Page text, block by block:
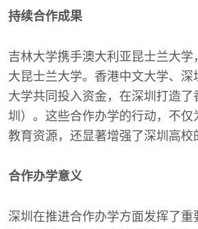
持续合作成果
吉林大学携手澳大利亚昆士兰大学
大昆士兰大学。香港中文大学、深
大学共同投入资金，在深圳打造了
圳）。这些合作办学的行动，不仅
教育资源，还显著增强了深圳高校
合作办学意义
深圳在推进合作办学方面发挥了重